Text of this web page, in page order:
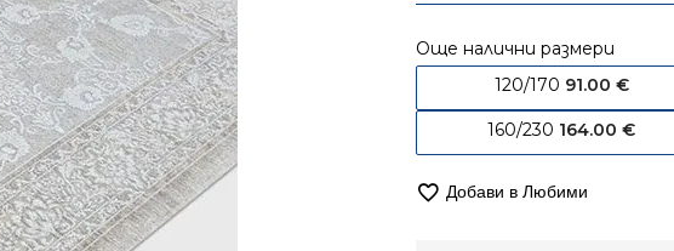
Още налични размери
120/170 91.00 €
160/230 164.00€
Добави в Любими